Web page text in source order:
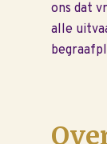
ons dat
alle